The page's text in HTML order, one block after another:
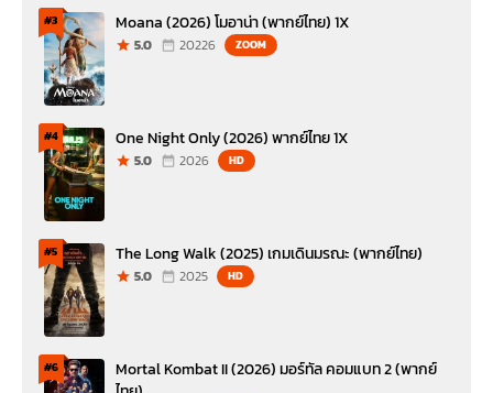
#3 Moana (2026) โมอาน่า (พากย์ไทย) 1X
5.0 20226 ZOOM
#4 One Night Only (2026) พากย์ไทย 1X
5.0 2026 HD
#5 The Long Walk (2025) เกมเดินมรณะ (พากย์ไทย)
5.0 2025 HD
#6
Mortal Kombat II (2026) มอร์ทัล คอมแบท 2 (พากย์